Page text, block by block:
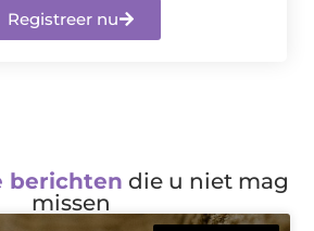
Registreer nu
berichten die u niet mag
missen